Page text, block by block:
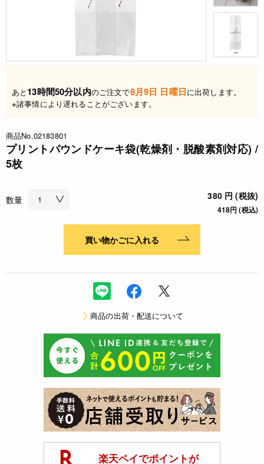
あと 13時間50分以内のご注文で8月9日 日曜日に出荷します。
※諸事情により遅れることがございます。
商品No.02183801
プリントパウンドケーキ袋(乾燥剤・脱酸素剤対応) /
5枚
数量 380 円 (税抜)
418円 (税込)
買い物かごに入れる
商品の出荷・配送について